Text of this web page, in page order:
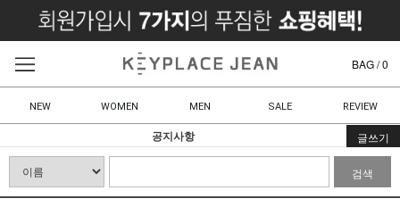
BAG /0
NEW WOMEN MEN SALE REVIEW
공지사항 글쓰기
검색